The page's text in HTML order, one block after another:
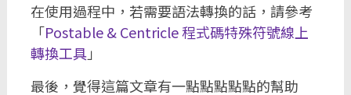
在使用過程中，若需要語法轉換的話，請參考
「Postable & Centricle 程式碼特殊符號線上
轉換工具」
最後，覺得這篇文章有一點點點點點的幫助